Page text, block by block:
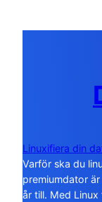
Linuxifiera din
Varför ska du
premiumdator
år till. Med